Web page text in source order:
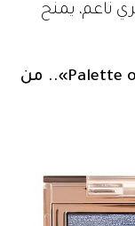
ناعم، يمنح
- لوحة «Palette of Beautifying Charlotte's».. من